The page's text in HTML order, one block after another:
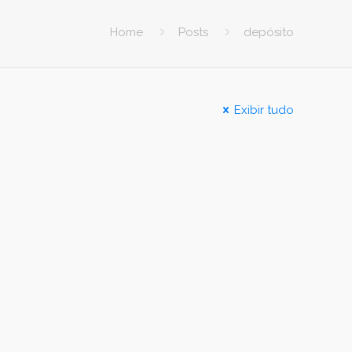
Home Posts depósito
Exibir tudo